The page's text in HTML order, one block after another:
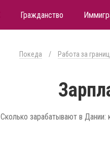
Гражданство
Покеда / Работа за
Сколько зарабатывают в Дании: